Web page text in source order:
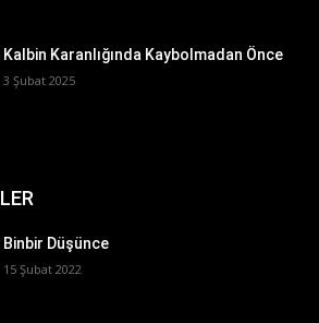
Kalbin Karanlığında Kaybolmadan Önce
3 Şubat 2025
Binbir Düşünce
15 Şubat 2022